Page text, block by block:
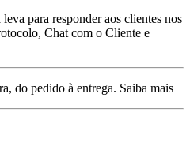
para responder aos clientes nos
Chat com o Cliente e
do pedido à entrega. Saiba mais